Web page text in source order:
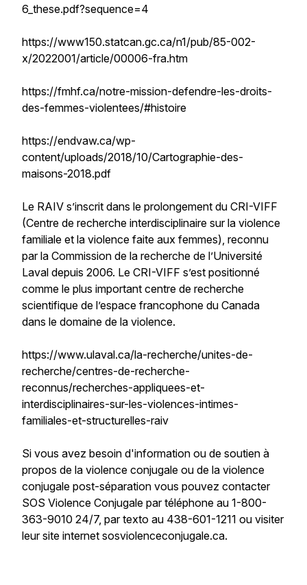
6_these.pdf?sequence=4
https://www150.statcan.gc.ca/n1/pub/85-002-
x/2022001/article/00006-fra.htm
https://fmhf.ca/notre-mission-defendre-les-droits-
des-femmes-violentees/#histoire
https://endvaw.ca/wp-
content/uploads/2018/10/Cartographie-des-
maisons-2018.pdf
Le RAIV s’inscrit dans le prolongement du CRI-VIFF
(Centre de recherche interdisciplinaire sur la violence
familiale et la violence faite aux femmes), reconnu
par la Commission de la recherche de l’Université
Laval depuis 2006. Le CRI-VIFF s’est positionné
comme le plus important centre de recherche
scientifique de l’espace francophone du Canada
dans le domaine de la violence.
https://www.ulaval.ca/la-recherche/unites-de-
recherche/centres-de-recherche-
reconnus/recherches-appliquees-et-
interdisciplinaires-sur-les-violences-intimes-
familiales-et-structurelles-raiv
Si vous avez besoin d'information ou de soutien à
propos de la violence conjugale ou de la violence
conjugale post-séparation vous pouvez contacter
SOS Violence Conjugale par téléphone au 1-800-
363-9010 24/7, par texto au 438-601-1211 ou visiter
leur site internet sosviolenceconjugale.ca.